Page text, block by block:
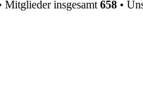
Mitglieder insgesamt 658 •